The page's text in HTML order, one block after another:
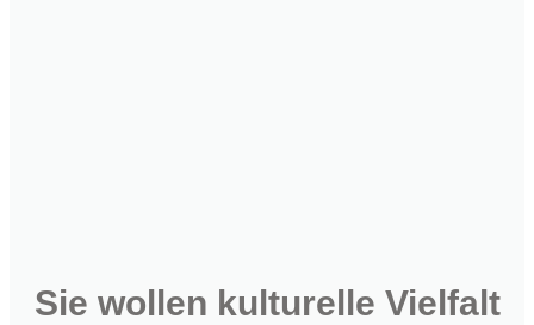
Sie wollen kulturelle Vielfalt